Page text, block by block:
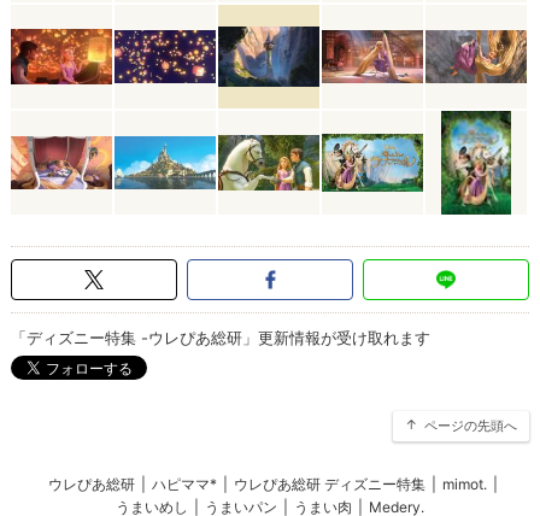
「ディズニー特集 -ウレぴあ総研」更新情報が受け取れます
ページの先頭へ
ウレぴあ総研 ハピママ* ウレぴあ総研 ディズニー特集 mimot.
うまいめし
うまいパン うまい肉 Medery.